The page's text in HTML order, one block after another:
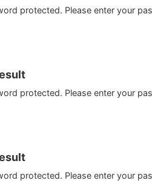
protected. Please enter your
protected. Please enter your
protected. Please enter your